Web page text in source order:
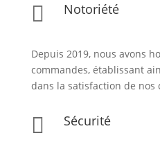
 Notoriété
Depuis 2019, nous avons
commandes, établissant
dans la satisfaction de nos
 Sécurité